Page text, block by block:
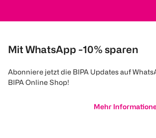
Mit WhatsApp -10% sparen
Abonniere jetzt die BIPA Updates auf
BIPA Online Shop!
Mehr